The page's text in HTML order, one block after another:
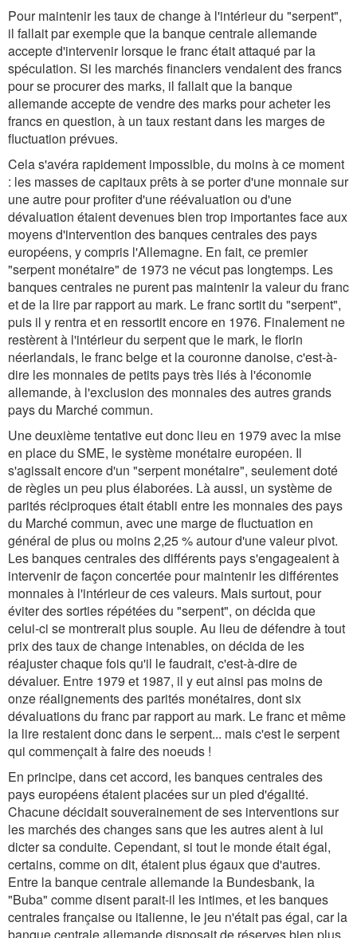
Pour maintenir les taux de change à l'intérieur du "serpent",
il fallait par exemple que la banque centrale allemande
accepte d'intervenir lorsque le franc était attaqué par la
spéculation. Si les marchés financiers vendaient des francs
pour se procurer des marks, il fallait que la banque
allemande accepte de vendre des marks pour acheter les
francs en question, à un taux restant dans les marges de
fluctuation prévues.
Cela s'avéra rapidement impossible, du moins à ce moment
: les masses de capitaux prêts à se porter d'une monnaie sur
une autre pour profiter d'une réévaluation ou d'une
dévaluation étaient devenues bien trop importantes face aux
moyens d'intervention des banques centrales des pays
européens, y compris l'Allemagne. En fait, ce premier
"serpent monétaire" de 1973 ne vécut pas longtemps. Les
banques centrales ne purent pas maintenir la valeur du franc
et de la lire par rapport au mark. Le franc sortit du "serpent",
puis il y rentra et en ressortit encore en 1976. Finalement ne
restèrent à l'intérieur du serpent que le mark, le florin
néerlandais, le franc belge et la couronne danoise, c'est-à-
dire les monnaies de petits pays très liés à l'économie
allemande, à l'exclusion des monnaies des autres grands
pays du Marché commun.
Une deuxième tentative eut donc lieu en 1979 avec la mise
en place du SME, le système monétaire européen. Il
s'agissait encore d'un "serpent monétaire", seulement doté
de règles un peu plus élaborées. Là aussi, un système de
parités réciproques était établi entre les monnaies des pays
du Marché commun, avec une marge de fluctuation en
général de plus ou moins 2,25 % autour d'une valeur pivot.
Les banques centrales des différents pays s'engageaient à
intervenir de façon concertée pour maintenir les différentes
monnaies à l'intérieur de ces valeurs. Mais surtout, pour
éviter des sorties répétées du "serpent", on décida que
celui-ci se montrerait plus souple. Au lieu de défendre à tout
prix des taux de change intenables, on décida de les
réajuster chaque fois qu'il le faudrait, c'est-à-dire de
dévaluer. Entre 1979 et 1987, il y eut ainsi pas moins de
onze réalignements des parités monétaires, dont six
dévaluations du franc par rapport au mark. Le franc et même
la lire restaient donc dans le serpent... mais c'est le serpent
qui commençait à faire des noeuds !
En principe, dans cet accord, les banques centrales des
pays européens étaient placées sur un pied d'égalité.
Chacune décidait souverainement de ses interventions sur
les marchés des changes sans que les autres aient à lui
dicter sa conduite. Cependant, si tout le monde était égal,
certains, comme on dit, étaient plus égaux que d'autres.
Entre la banque centrale allemande la Bundesbank, la
"Buba" comme disent parait-il les intimes, et les banques
centrales française ou italienne, le jeu n'était pas égal, car la